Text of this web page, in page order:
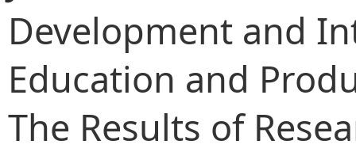
Development and
Education and
The Results of